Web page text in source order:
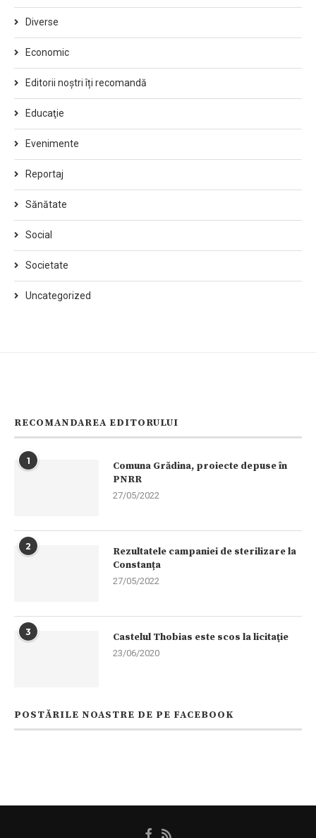
Diverse
Economic
Editorii noștri îți recomandă
Educaţie
Evenimente
Reportaj
Sănătate
Social
Societate
Uncategorized
RECOMANDAREA EDITORULUI
1
Comuna Grădina, proiecte depuse în
PNRR
27/05/2022
2
Rezultatele campaniei de sterilizare la
Constanța
27/05/2022
3 Castelul Thobias este scos la licitaţie
23/06/2020
POSTĂRILE NOASTRE DE PE FACEBOOK